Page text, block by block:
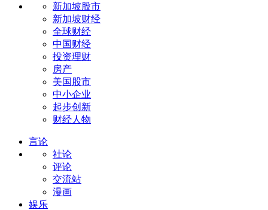
新加坡股市
新加坡财经
全球财经
中国财经
投资理财
房产
美国股市
中小企业
起步创新
财经人物
言论
社论
评论
交流站
漫画
娱乐